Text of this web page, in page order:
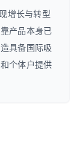
增长与转型
产品本身已
具备国际吸
个体户提供